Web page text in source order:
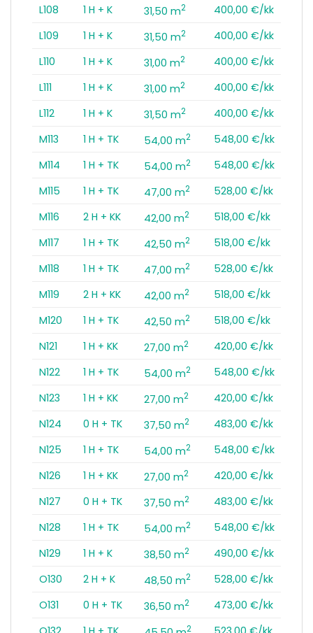
L108
1 H + K 31,50 m2
400,00 €/kk
L109
1 H + K 31,50 m2
400,00 €/kk
L110
1 H + K 31,00 m2
400,00 €/kk
L111
1 H + K 31,00 m2
400,00 €/kk
L112
1 H + K 31,50 m2
400,00 €/kk
M113
1 H + TK 54,00 m2
548,00 €/kk
M114
1 H + TK 54,00 m2
548,00 €/kk
M115
1 H + TK 47,00 m2
528,00 €/kk
M116
2 H + KK 42,00 m2
518,00 €/kk
M117
1 H + TK 42,50 m2
518,00 €/kk
M118
1 H + TK 47,00 m2
528,00 €/kk
M119
2 H + KK 42,00 m2
518,00 €/kk
M120
1 H + TK 42,50 m2
518,00 €/kk
N121
1 H + KK 27,00 m2
420,00 €/kk
N122
1 H + TK 54,00 m2
548,00 €/kk
N123
1 H + KK 27,00 m2
420,00 €/kk
N124
0 H + TK 37,50 m2
483,00 €/kk
N125
1 H + TK 54,00 m2
548,00 €/kk
N126
1 H + KK 27,00 m2
420,00 €/kk
N127
0 H + TK 37,50 m2
483,00 €/kk
N128
1 H + TK 54,00 m2
548,00 €/kk
N129
1 H + K 38,50 m2
490,00 €/kk
O130
2 H + K 48,50 m2
528,00 €/kk
O131
0 H + TK 36,50 m2
473,00 €/kk
2